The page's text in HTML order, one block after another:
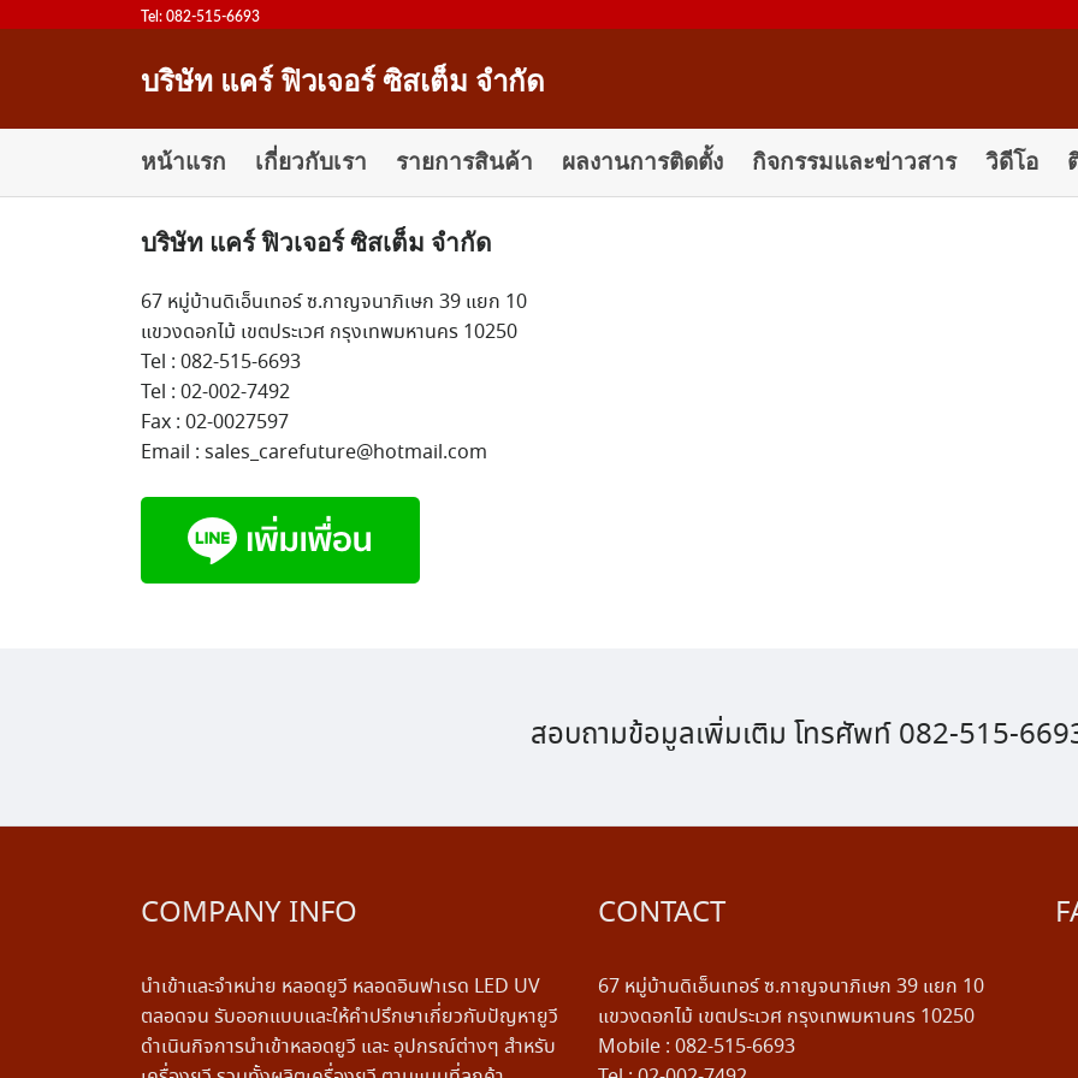
Tel: 082-515-6693
บริษัท แคร์ ฟิวเจอร์ ซิสเต็ม จำกัด
หน้าแรก เกี่ยวกับเรา รายการสินค้า ผลงานการติดตั้ง กิจกรรมและข่าวสาร วิดีโอ
บริษัท แคร์ ฟิวเจอร์ ซิสเต็ม จำกัด
67 หมู่บ้านดิเอ็นเทอร์ ซ.กาญจนาภิเษก 39 แยก 10
แขวงดอกไม้ เขตประเวศ กรุงเทพมหานคร 10250
Tel : 082-515-6693
Tel : 02-002-7492
Fax : 02-0027597
Email : sales_carefuture@hotmail.com
สอบถามข้อมูลเพิ่มเติม โทรศัพท์ 082-515-
COMPANY INFO
นำเข้าและจำหน่าย หลอดยูวี หลอดอินฟาเรด LED UV
ตลอดจน รับออกแบบและให้คำปรึกษาเกี่ยวกับปัญหายูวี
ดำเนินกิจการนำเข้าหลอดยูวี และ อุปกรณ์ต่างๆ สำหรับ
CONTACT
67 หมู่บ้านดิเอ็นเทอร์ ซ.กาญจนาภิเษก 39 แยก 10
แขวงดอกไม้ เขตประเวศ กรุงเทพมหานคร 10250
Mobile : 082-515-6693